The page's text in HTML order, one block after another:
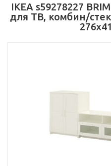
IKEA s59278227
для ТВ, комбин/